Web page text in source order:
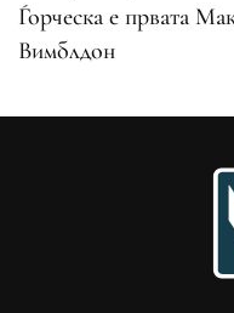
Ѓорческа е првата
Вимблдон